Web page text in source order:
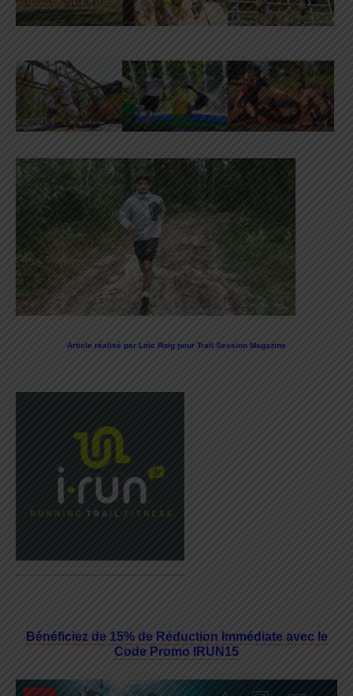
Article réalisé par Loïc Roig pour Trail Session Magazine
Bénéficiez de 15% de Réduction Immédiate avec le
Code Promo IRUN15